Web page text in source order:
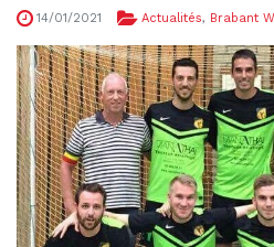
14/01/2021 Actualités, Brabant